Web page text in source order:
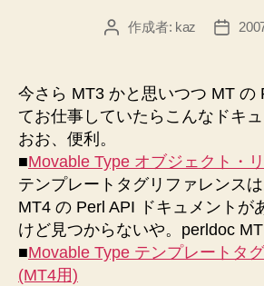
投
作成者: kaz
投
今さら MT3 かと思いつつ MT の
てお仕事していたらこんなドキュ
おお、便利。
■Movable Type オブジェクト・
テンプレートタグリファレンスは
MT4 の Perl API ドキュメントが
けど見つからないや。perldoc MT
■Movable Type テンプレートタ
(MT4用)